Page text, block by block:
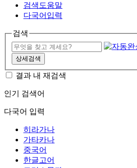
검색도움말
다국어입력
검색
상세검색
결과 내 재검색
인기 검색어
다국어 입력
히라가나
가타카나
중국어
한글고어